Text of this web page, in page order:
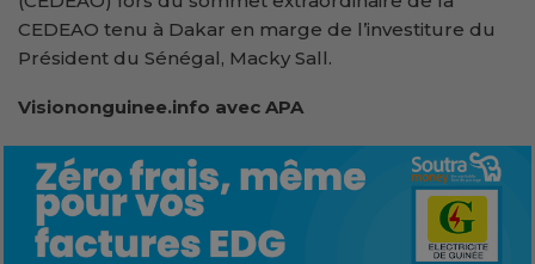
CEDEAO tenu à Dakar en marge de l’investiture du
Président du Sénégal, Macky Sall.
Visiononguinee.info avec APA